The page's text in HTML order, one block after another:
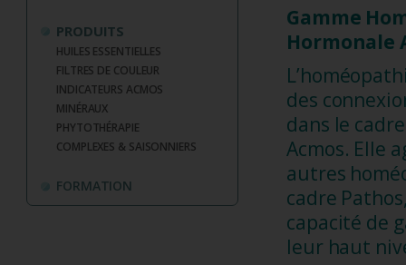
PRODUITS
HUILES ESSENTIELLES
FILTRES DE COULEUR
INDICATEURS ACMOS
MINÉRAUX
PHYTOTHÉRAPIE
COMPLEXES & SAISONNIERS
FORMATION
Gamme
Hormonale
des
dans le
Acmos. Elle
autres
cadre
capacité de
leur haut